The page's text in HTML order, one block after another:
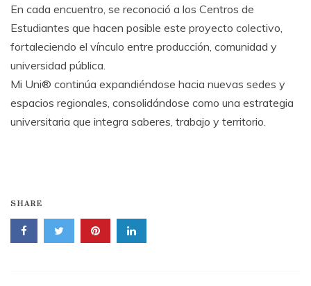
En cada encuentro, se reconoció a los Centros de
Estudiantes que hacen posible este proyecto colectivo,
fortaleciendo el vínculo entre producción, comunidad y
universidad pública.
Mi Uni® continúa expandiéndose hacia nuevas sedes y
espacios regionales, consolidándose como una estrategia
universitaria que integra saberes, trabajo y territorio.
SHARE